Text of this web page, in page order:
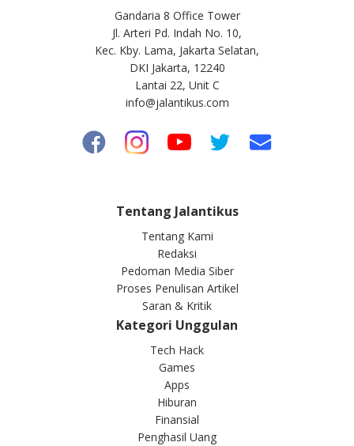
Gandaria 8 Office Tower
Jl. Arteri Pd. Indah No. 10,
Kec. Kby. Lama, Jakarta Selatan,
DKI Jakarta, 12240
Lantai 22, Unit C
info@jalantikus.com
Tentang Jalantikus
Tentang Kami
Redaksi
Pedoman Media Siber
Proses Penulisan Artikel
Saran & Kritik
Kategori Unggulan
Tech Hack
Games
Apps
Hiburan
Finansial
Penghasil Uang